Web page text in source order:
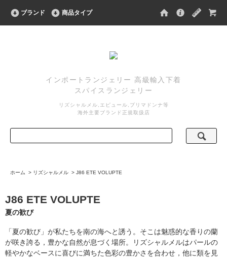
ブランド 商品タイプ
インポートランジェリー 高級輸入下着
スパイスランジェリー
リズシャルメル,エピュール,プリマドンナ等
海外主要ブランド正規取扱店
ホーム > リズシャルメル > J86 ETE VOLUPTE
J86 ETE VOLUPTE
夏の歓び
「夏の歓び」が私たちを南の海へと誘う。そこは魅惑的な香りの蘭
が咲き誇る，豊かな自然が息づく場所。リズシャルメルはパールの
軽やかなベースに喜びに満ちた色彩の豊かさを合わせ，他に類を見